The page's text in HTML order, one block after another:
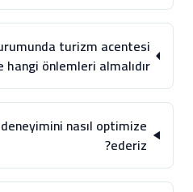
turizm acentesi
hangi önlemleri almalıdır?
deneyimini nasıl optimize
ederiz?